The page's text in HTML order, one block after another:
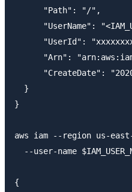
      "Path": "/",
"UserName":
"UserId":
"Arn":
"CreateDate":
  }
}
aws iam --region us-
--user-name
{